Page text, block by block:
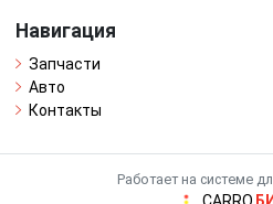
Навигация
Запчасти
Авто
Контакты
Работает на системе